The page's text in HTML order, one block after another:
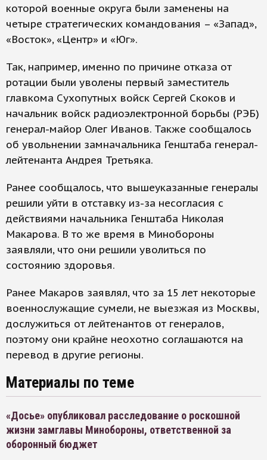
которой военные округа были заменены на
четыре стратегических командования – «Запад»,
«Восток», «Центр» и «Юг».
Так, например, именно по причине отказа от
ротации были уволены первый заместитель
главкома Сухопутных войск Сергей Скоков и
начальник войск радиоэлектронной борьбы (РЭБ)
генерал-майор Олег Иванов. Также сообщалось
об увольнении замначальника Генштаба генерал-
лейтенанта Андрея Третьяка.
Ранее сообщалось, что вышеуказанные генералы
решили уйти в отставку из-за несогласия с
действиями начальника Генштаба Николая
Макарова. В то же время в Минобороны
заявляли, что они решили уволиться по
состоянию здоровья.
Ранее Макаров заявлял, что за 15 лет некоторые
военнослужащие сумели, не выезжая из Москвы,
дослужиться от лейтенантов от генералов,
поэтому они крайне неохотно соглашаются на
перевод в другие регионы.
Материалы по теме
«Досье» опубликовал расследование о роскошной
жизни замглавы Минобороны, ответственной за
оборонный бюджет